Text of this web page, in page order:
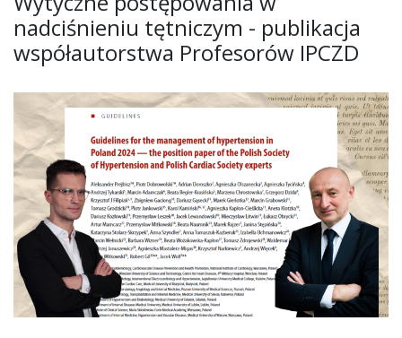
nadciśnieniu tętniczym - publikacja
współautorstwa Profesorów IPCZD